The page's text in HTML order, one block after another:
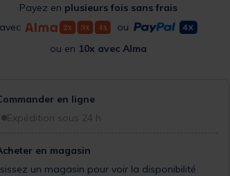
Payez en plusieurs fois sans frais
avec
ou
ou en 10x avec Alma
en ligne
Expédition sous 24 h
en magasin
un magasin pour voir la disponibilité